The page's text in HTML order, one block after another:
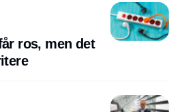
ros, men det